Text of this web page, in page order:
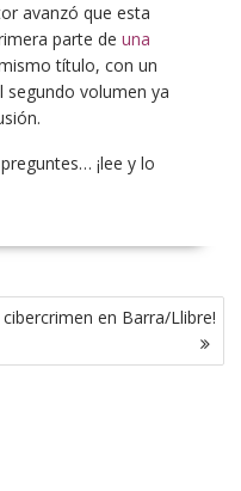
avanzó que esta
parte de una
título, con un
volumen ya
¡lee y lo
cibercrimen en Barra/Llibre!